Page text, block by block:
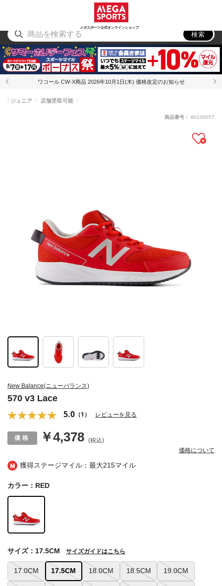
メガスポーツ公式オンラインショップ
アウトドア
検索
ワコール CW-X商品 2026年10月1日(木) 価格改定のお知らせ
獲得ステージマイル：最大215マイル
New Balance(ニューバランス)
570 v3 Lace
5.0 （1） レビューを見る
ジュニア 店舗受取可能
￥4,378 (税込)
価格について
商品番号： 80130057
カラー：RED
17.0CM 17.5CM 18.0CM 18.5CM 19.0CM
サイズ：17.5CM サイズガイドはこちら